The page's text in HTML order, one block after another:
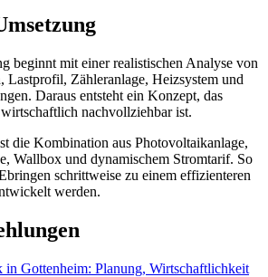
beginnt mit einer realistischen Analyse von
Lastprofil, Zähleranlage, Heizsystem und
Daraus entsteht ein Konzept, das
nachvollziehbar ist.
die Kombination aus Photovoltaikanlage,
Wallbox und dynamischem Stromtarif. So
schrittweise zu einem effizienteren
werden.
Gottenheim: Planung, Wirtschaftlichkeit